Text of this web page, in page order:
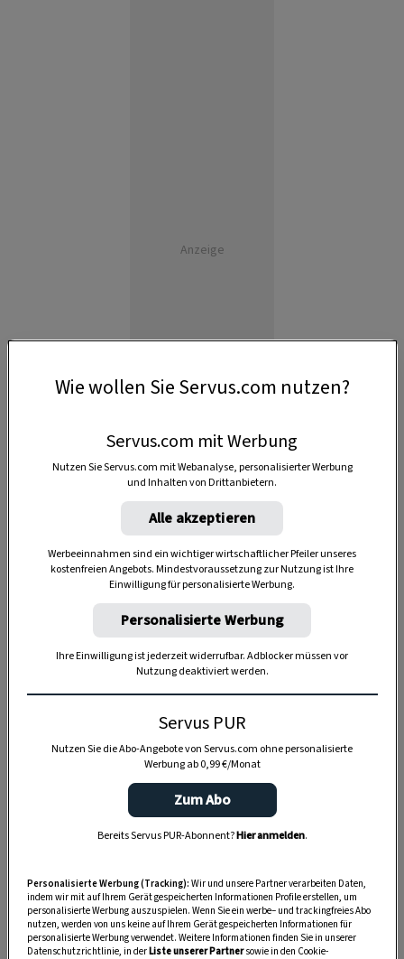
Anzeige
SPEICHERN DRUCKEN
Für die Apfelfülle
Apfel
Saft von 1 Zitrone
2 EL
Apfelmus
1 Prise
Zimt
Wie wollen Sie Servus.com nutzen?
Servus.com mit Werbung
Nutzen Sie Servus.com mit Webanalyse, personalisierter Werbung
und Inhalten von Drittanbietern.
Alle akzeptieren
Werbeeinnahmen sind ein wichtiger wirtschaftlicher Pfeiler unseres
kostenfreien Angebots. Mindestvoraussetzung zur Nutzung ist Ihre
Einwilligung für personalisierte Werbung.
Personalisierte Werbung
Ihre Einwilligung ist jederzeit widerrufbar. Adblocker müssen vor
Nutzung deaktiviert werden.
Servus PUR
Nutzen Sie die Abo-Angebote von Servus.com ohne personalisierte
Werbung ab 0,99 €/Monat
Zum Abo
Bereits Servus PUR-Abonnent?Hier anmelden.
Personalisierte Werbung (Tracking): Wir und unsere Partner verarbeiten Daten,
indem wir mit auf Ihrem Gerät gespeicherten Informationen Profile erstellen, um
personalisierte Werbung auszuspielen. Wenn Sie ein werbe– und trackingfreies Abo
nutzen, werden von uns keine auf Ihrem Gerät gespeicherten Informationen für
personalisierte Werbung verwendet. Weitere Informationen finden Sie in unserer
Datenschutzrichtlinie, in derListe unserer Partnersowie in den Cookie-